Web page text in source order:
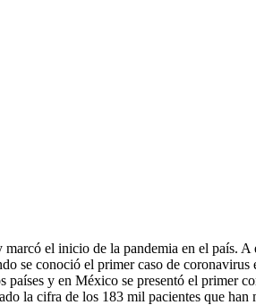
marcó el inicio de la pandemia en el país. A
se conoció el primer caso de
países y en México se presentó el primer
la cifra de los 183 mil pacientes que han